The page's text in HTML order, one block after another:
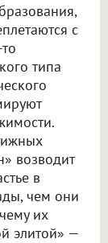
с
типа
возводит
в
чем они
их
элитой» —